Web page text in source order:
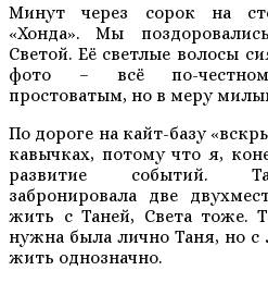
Минут через сорок на
«Хонда». Мы
Светой. Её светлые волосы
фото – всё по-
простоватым, но в меру
По дороге на кайт-базу
кавычках, потому что я,
развитие событий.
забронировала две
жить с Таней, Света тоже.
нужна была лично Таня, но с
жить однозначно.